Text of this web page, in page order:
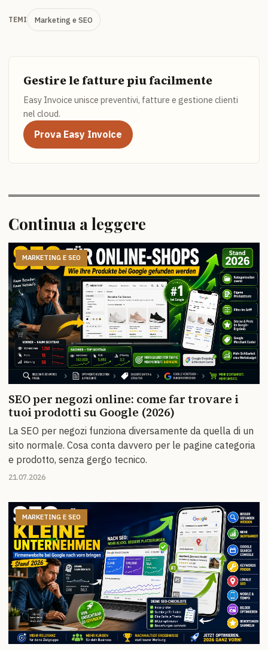
TEMI Marketing e SEO
Gestire le fatture piu facilmente
Easy Invoice unisce preventivi, fatture e gestione clienti
nel cloud.
Prova Easy Invoice
Continua a leggere
MARKETING E SEO
SEO per negozi online: come far trovare i
tuoi prodotti su Google (2026)
La SEO per negozi funziona diversamente da quella di un
sito normale. Cosa conta davvero per le pagine categoria
e prodotto, senza gergo tecnico.
21.07.2026
MARKETING E SEO